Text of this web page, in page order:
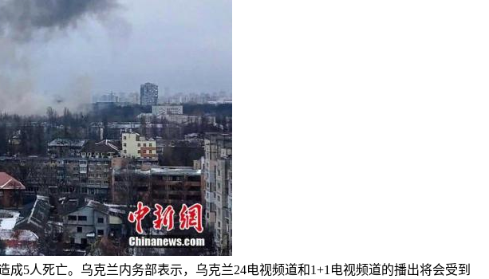
5人死亡。乌克兰内务部表示，乌克兰24电视频道和1+1电视频道的播出将会受到